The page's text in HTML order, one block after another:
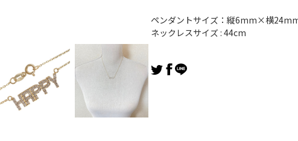
ペンダントサイズ：縦6mm×横
ネックレスサイズ : 44cm